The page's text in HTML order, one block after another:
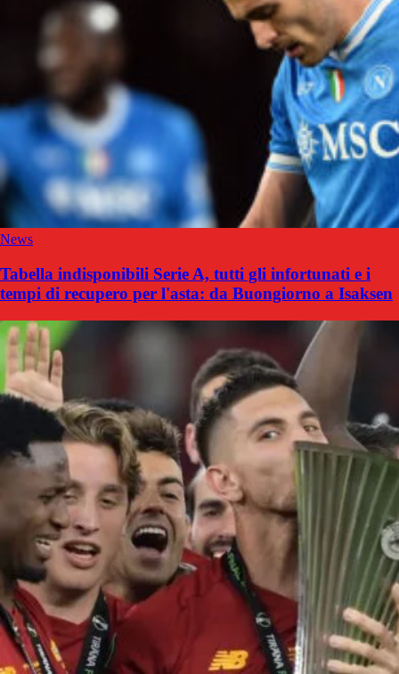
News
Tabella indisponibili Serie A, tutti gli infortunati e i
tempi di recupero per l'asta: da Buongiorno a Isaksen